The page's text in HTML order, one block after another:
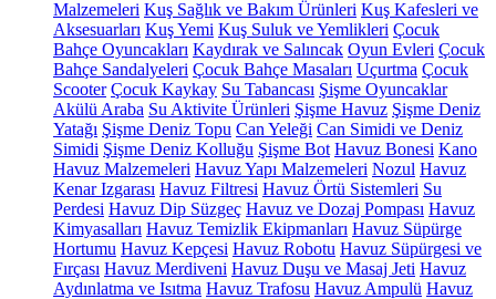
Malzemeleri Kuş Sağlık ve Bakım Ürünleri Kuş Kafesleri ve
Aksesuarları Kuş Yemi Kuş Suluk ve Yemlikleri Çocuk
Bahçe Oyuncakları Kaydırak ve Salıncak Oyun Evleri Çocuk
Bahçe Sandalyeleri Çocuk Bahçe Masaları Uçurtma Çocuk
Scooter Çocuk Kaykay Su Tabancası Şişme Oyuncaklar
Akülü Araba Su Aktivite Ürünleri Şişme Havuz Şişme Deniz
Yatağı Şişme Deniz Topu Can Yeleği Can Simidi ve Deniz
Simidi Şişme Deniz Kolluğu Şişme Bot Havuz Bonesi Kano
Havuz Malzemeleri Havuz Yapı Malzemeleri Nozul Havuz
Kenar Izgarası Havuz Filtresi Havuz Örtü Sistemleri Su
Perdesi Havuz Dip Süzgeç Havuz ve Dozaj Pompası Havuz
Kimyasalları Havuz Temizlik Ekipmanları Havuz Süpürge
Hortumu Havuz Kepçesi Havuz Robotu Havuz Süpürgesi ve
Fırçası Havuz Merdiveni Havuz Duşu ve Masaj Jeti Havuz
Aydınlatma ve Isıtma Havuz Trafosu Havuz Ampulü Havuz